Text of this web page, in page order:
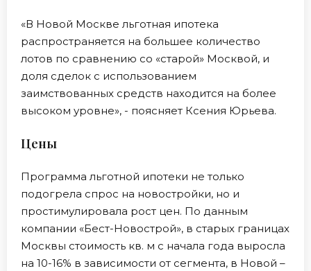
«В Новой Москве льготная ипотека
распространяется на большее количество
лотов по сравнению со «старой» Москвой, и
доля сделок с использованием
заимствованных средств находится на более
высоком уровне», - поясняет Ксения Юрьева.
Цены
Программа льготной ипотеки не только
подогрела спрос на новостройки, но и
простимулировала рост цен. По данным
компании «Бест-Новострой», в старых границах
Москвы стоимость кв. м с начала года выросла
на 10-16% в зависимости от сегмента, в Новой –